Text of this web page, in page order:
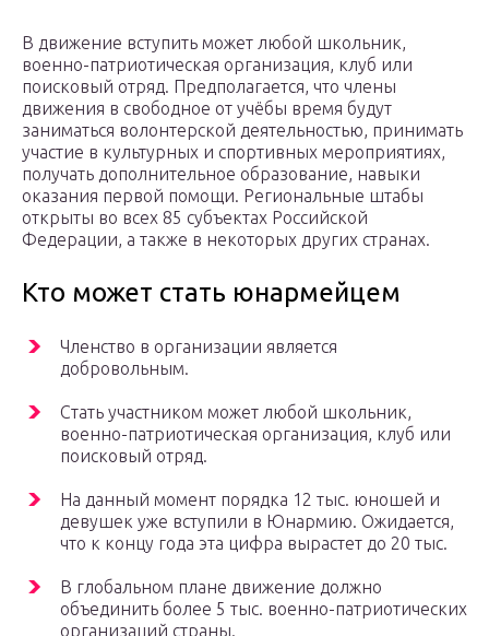
В движение вступить может любой школьник,
военно-патриотическая организация, клуб или
поисковый отряд. Предполагается, что члены
движения в свободное от учёбы время будут
заниматься волонтерской деятельностью, принимать
участие в культурных и спортивных мероприятиях,
получать дополнительное образование, навыки
оказания первой помощи. Региональные штабы
открыты во всех 85 субъектах Российской
Федерации, а также в некоторых других странах.
Кто может стать юнармейцем
Членство в организации является
добровольным.
Стать участником может любой школьник,
военно-патриотическая организация, клуб или
поисковый отряд.
На данный момент порядка 12 тыс. юношей и
девушек уже вступили в Юнармию. Ожидается,
что к концу года эта цифра вырастет до 20 тыс.
В глобальном плане движение должно
объединить более 5 тыс. военно-патриотических
организаций страны.